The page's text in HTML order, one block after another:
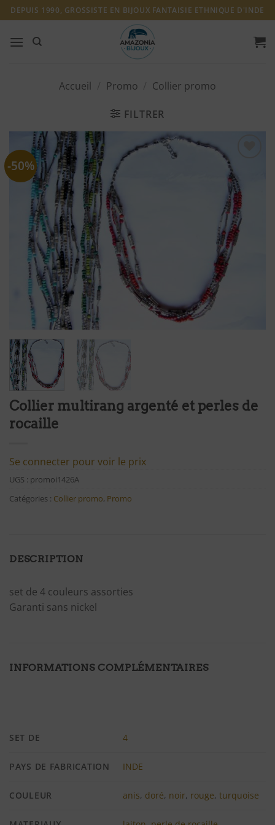
Passer
au
contenu
DEPUIS 1990, GROSSISTE EN BIJOUX FANTAISIE ETHNIQUE D'INDE
Accueil Promo Collier promo
FILTRER
-50%
Ajouter
à ma
liste
d'envies
Collier multirang argenté et perles de
rocaille
Se connecter pour voir le prix
UGS : promoi1426A
Catégories : Collier promo, Promo
DESCRIPTION
set de 4 couleurs assorties
Garanti sans nickel
INFORMATIONS COMPLÉMENTAIRES
SET DE 4
PAYS DE FABRICATION INDE
COULEUR anis, doré, noir, rouge,turquoise